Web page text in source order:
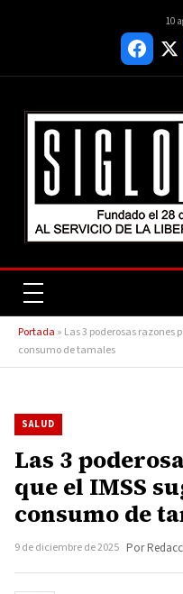
10
Portada » Las 3 poderosas razones
consumo de tamales
SALUD
Las 3
que el IMSS
consumo de
9 de diciembre de 2025 Por